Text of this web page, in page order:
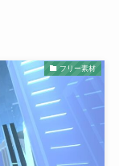
フリー素材